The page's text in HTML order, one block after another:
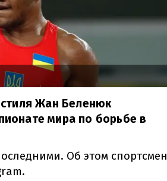
стиля Жан Беленюк
мира по борьбе в
Об этом спортсмен